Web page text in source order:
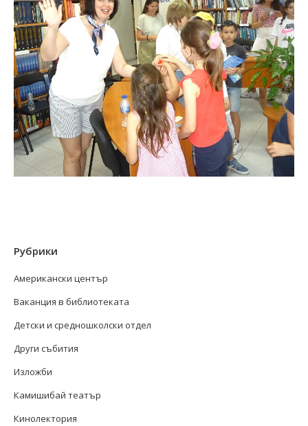
Рубрики
Американски център
Ваканция в библиотеката
Детски и средношколски отдел
Други събития
Изложби
Камишибай театър
Кинолектория